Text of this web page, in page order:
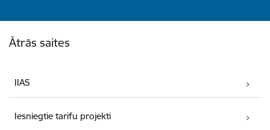
Ātrās saites
IIAS
Iesniegtie tarifu projekti